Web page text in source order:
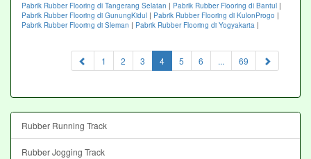
Pabrik Rubber Flooring di Tangerang Selatan | Pabrik Rubber Flooring di Bantul |
Pabrik Rubber Flooring di GunungKidul | Pabrik Rubber Flooring di KulonProgo |
Pabrik Rubber Flooring di Sleman | Pabrik Rubber Flooring di Yogyakarta |
1 2 3 4(current)
5 6 ... 69
Rubber Running Track
Rubber Jogging Track